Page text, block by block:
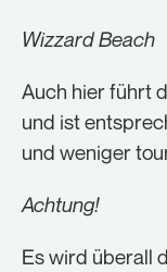
Wizzard Beach
Auch hier führt
und ist
und weniger
Achtung!
Es wird überall